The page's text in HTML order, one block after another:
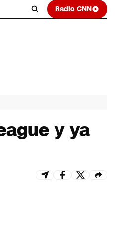
Radio CNN
y ya